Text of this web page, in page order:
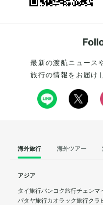
最新の渡航ニュース
旅行の情報をお届け
海外旅行 海外ツアー
アジア
タイ旅行バンコク旅行チェンマ
パタヤ旅行カオラック旅行クラ